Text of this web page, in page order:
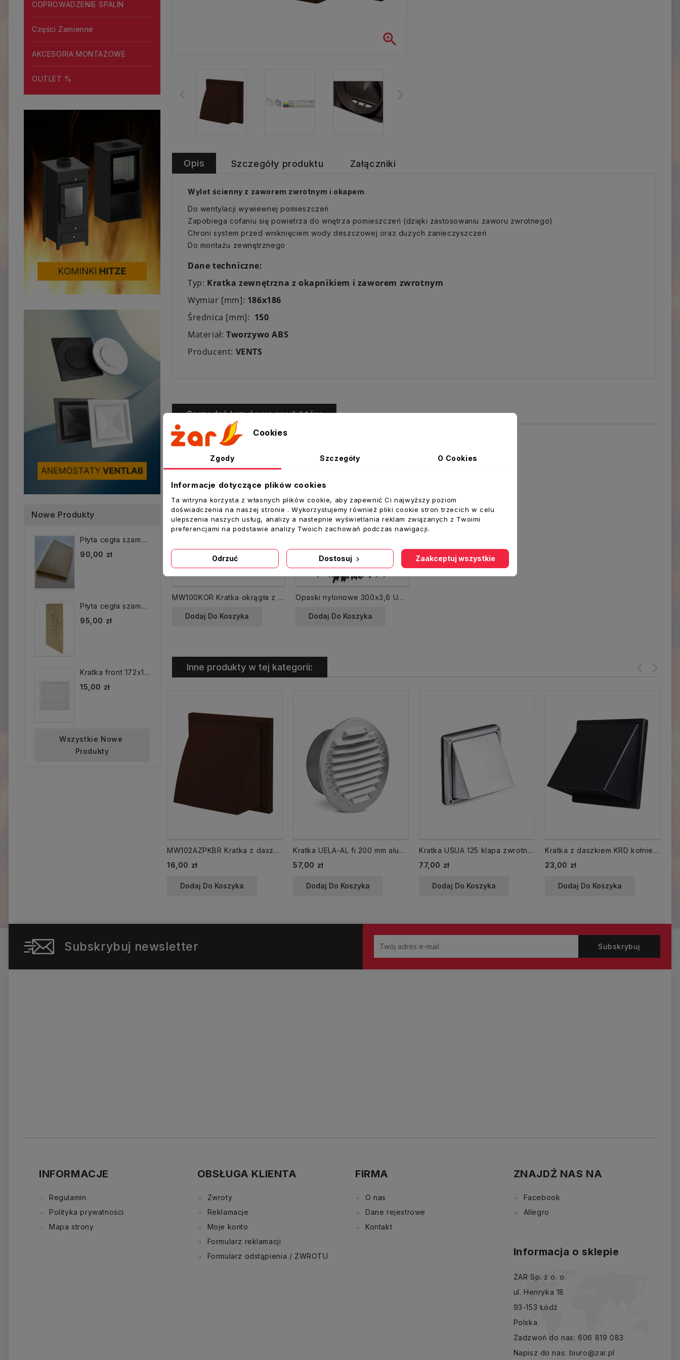
ODPROWADZENIE SPALIN
Części Zamienne
AKCESORIA MONTAŻOWE
OUTLET %
Nowe Produkty
Płyta cegła szamotowa...
90,00 zł
Płyta cegła szamotowa...
95,00 zł
Kratka front 172x172 mm...
15,00 zł
Wszystkie Nowe
Produkty

Opis Szczegóły produktu Załączniki
Wylot ścienny z zaworem zwrotnym i okapem
Do wentylacji wywiewnej pomieszczeń
Zapobiega cofaniu się powietrza do wnętrza pomieszczeń (dzięki zastosowaniu zaworu zwrotnego)
Chroni system przed wniknięciem wody deszczowej oraz dużych zanieczyszczeń
Do montażu zewnętrznego
Dane techniczne:
Typ: Kratka zewnętrzna z okapnikiem i zaworem zwrotnym
Wymiar [mm]: 186x186
Średnica [mm]: 150
Materiał: Tworzywo ABS
Producent: VENTS
Sprzedaż krzyżowa produktów
MW100KOR Kratka okrągła z żaluzją fi 100 biała
Dodaj Do Koszyka
Opaski nylonowe 300x3,6 UV czarna 100 szt. zaciskowe kablowe
Dodaj Do Koszyka
Inne produkty w tej kategorii:
MW102AZPKBR Kratka z daszkiem KRD kołnierz 100 brązowy czerpnia wyrzutnia
Cena
16,00 zł
Dodaj Do Koszyka
Kratka UELA-AL fi 200 mm aluminiowa czerpnia wyrzutnia
Cena
57,00 zł
Dodaj Do Koszyka
Kratka USUA 125 klapa zwrotna / okapnik nierdzewna Czerpnia/ wyrzutnia
Cena
77,00 zł
Dodaj Do Koszyka
Kratka z daszkiem KRD kołnierz fi 150 grafit czerpnia wyrzutnia
Cena
23,00 zł
Dodaj Do Koszyka
Subskrybuj newsletter
INFORMACJE
Regulamin
Polityka prywatności
Mapa strony
OBSŁUGA KLIENTA
Zwroty
Reklamacje
Moje konto
Formularz reklamacji
Formularz odstąpienia / ZWROTU
FIRMA
O nas
Dane rejestrowe
Kontakt
ZNAJDŹ NAS NA
Facebook
Allegro
Informacja o sklepie
ŻAR Sp. z o. o.
ul. Henryka 18
93-153 Łódź
Polska
Zadzwoń do nas: 606 819 083
Napisz do nas: biuro@zar.pl
Cookies
Zgody Szczegóły O Cookies
Informacje dotyczące plików cookies
Ta witryna korzysta z własnych plików cookie, aby zapewnić Ci najwyższy poziom
doświadczenia na naszej stronie . Wykorzystujemy również pliki cookie stron trzecich w celu
ulepszenia naszych usług, analizy a nastepnie wyświetlania reklam związanych z Twoimi
preferencjami na podstawie analizy Twoich zachowań podczas nawigacji.
Odrzuć Dostosuj Zaakceptuj wszystkie